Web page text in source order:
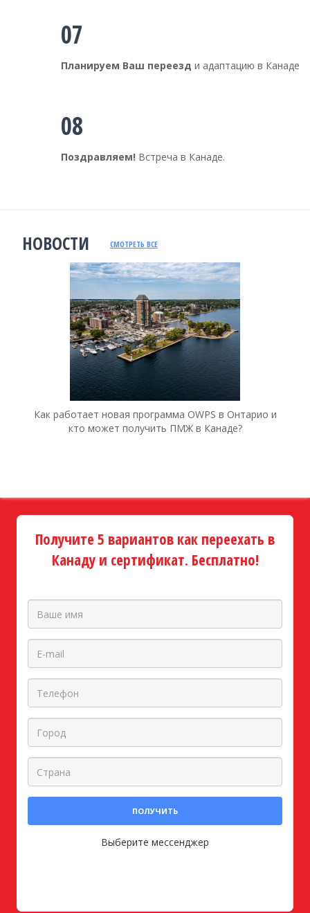
07
Планируем Ваш переезд и адаптацию в Канаде
08
Поздравляем! Встреча в Канаде.
НОВОСТИ СМОТРЕТЬ ВСЕ
Как работает новая программа OWPS в Онтарио и
кто может получить ПМЖ в Канаде?
Получите 5 вариантов как переехать в
Канаду и сертификат. Бесплатно!
ПОЛУЧИТЬ
Выберите мессенджер